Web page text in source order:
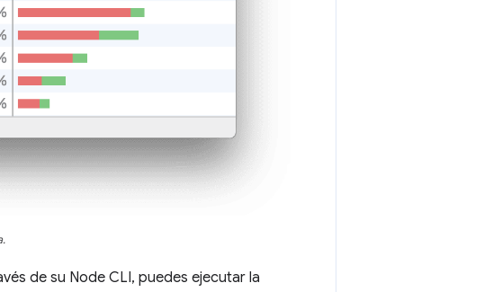
de su Node CLI, puedes ejecutar la